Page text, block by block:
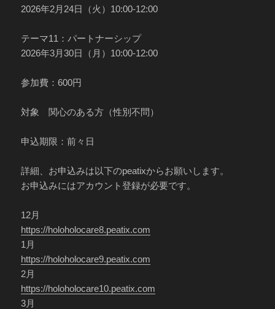
2026年2月24日（火）10:00-12:00
テーマ11：パートナーシップ
2026年3月30日（月）10:00-12:00
参加費：600円
対象 関心のある方（性別不問）
申込期限：前々日
詳細、お申込みは以下のpeatixからお願いします。
お申込みにはアカウント登録が必要です。
12月
https://holoholocare8.peatix.com
1月
https://holoholocare9.peatix.com
2月
https://holoholocare10.peatix.com
3月